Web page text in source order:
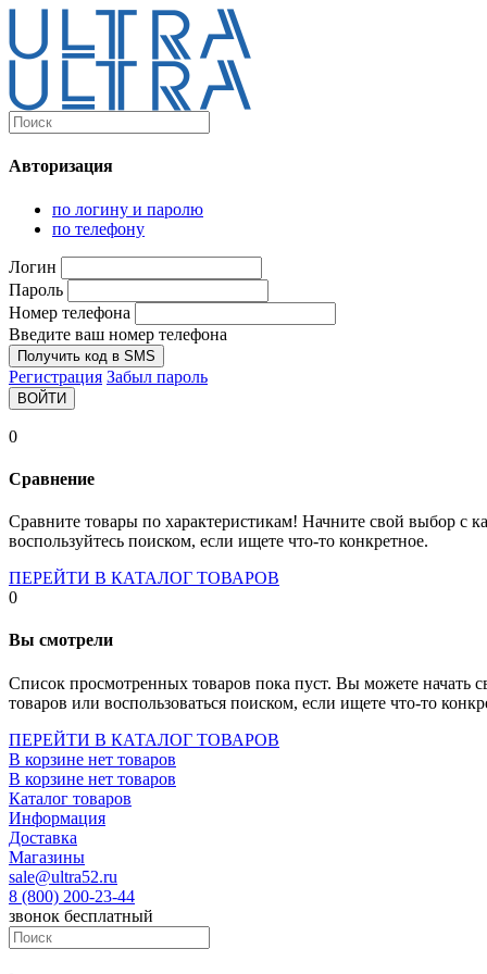
Каталог
Компьютеры и комплектующие
Персональные компьютеры
Моноблоки
Мониторы
Комплектующие
Socket-2066
Socket-775
Socket-fm2
Socket-am4
Socket- intel s1151
Socket- intel s2066
Socket- intel s1700
Авторизация
по логину и паролю
по телефону
Логин
Пароль
Номер телефона
Введите ваш номер телефона
Получить код в SMS
Регистрация Забыл пароль
ВОЙТИ
0
Сравнение
Сравните товары по характеристикам! Начните свой выбор с
воспользуйтесь поиском, если ищете что-то конкретное.
ПЕРЕЙТИ В КАТАЛОГ ТОВАРОВ
0
Вы смотрели
Список просмотренных товаров пока пуст. Вы можете начать
товаров или воспользоваться поиском, если ищете что-то
ПЕРЕЙТИ В КАТАЛОГ ТОВАРОВ
В корзине нет товаров
В корзине нет товаров
Каталог товаров
Информация
Доставка
Магазины
sale@ultra52.ru
8 (800) 200-23-44
звонок бесплатный